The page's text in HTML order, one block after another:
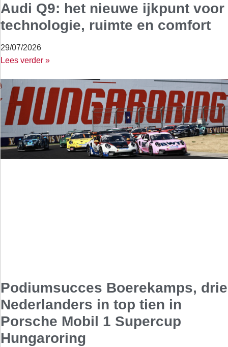
Audi Q9: het nieuwe ijkpunt voor
technologie, ruimte en comfort
29/07/2026
Lees verder »
Podiumsucces Boerekamps, drie
Nederlanders in top tien in
Porsche Mobil 1 Supercup
Hungaroring